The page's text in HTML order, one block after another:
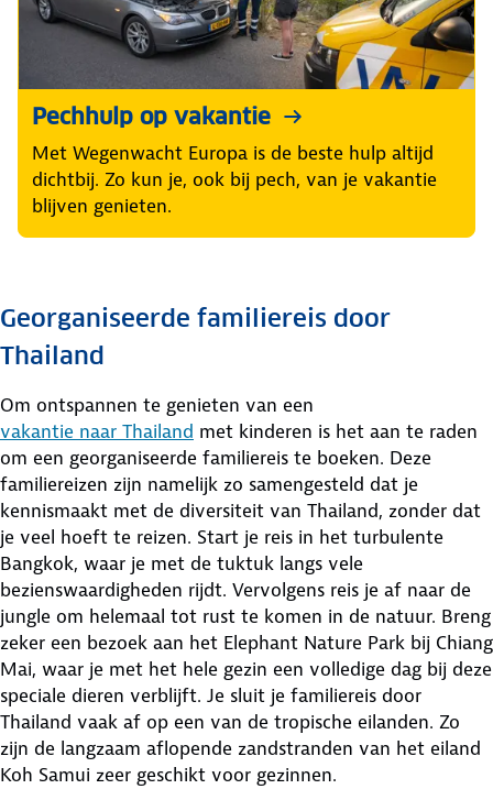
Pechhulp op vakantie
Met Wegenwacht Europa is de beste hulp altijd
dichtbij. Zo kun je, ook bij pech, van je vakantie
blijven genieten.
Georganiseerde familiereis door
Thailand
Om ontspannen te genieten van een
vakantie naar Thailand met kinderen is het aan te raden
om een georganiseerde familiereis te boeken. Deze
familiereizen zijn namelijk zo samengesteld dat je
kennismaakt met de diversiteit van Thailand, zonder dat
je veel hoeft te reizen. Start je reis in het turbulente
Bangkok, waar je met de tuktuk langs vele
bezienswaardigheden rijdt. Vervolgens reis je af naar de
jungle om helemaal tot rust te komen in de natuur. Breng
zeker een bezoek aan het Elephant Nature Park bij Chiang
Mai, waar je met het hele gezin een volledige dag bij deze
speciale dieren verblijft. Je sluit je familiereis door
Thailand vaak af op een van de tropische eilanden. Zo
zijn de langzaam aflopende zandstranden van het eiland
Koh Samui zeer geschikt voor gezinnen.